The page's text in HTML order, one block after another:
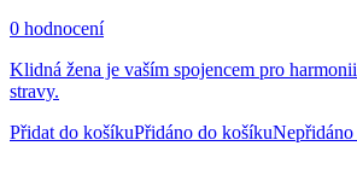
0 hodnocení
Klidná žena je vaším spojencem pro
stravy.
Přidat do košíkuPřidáno do košíku